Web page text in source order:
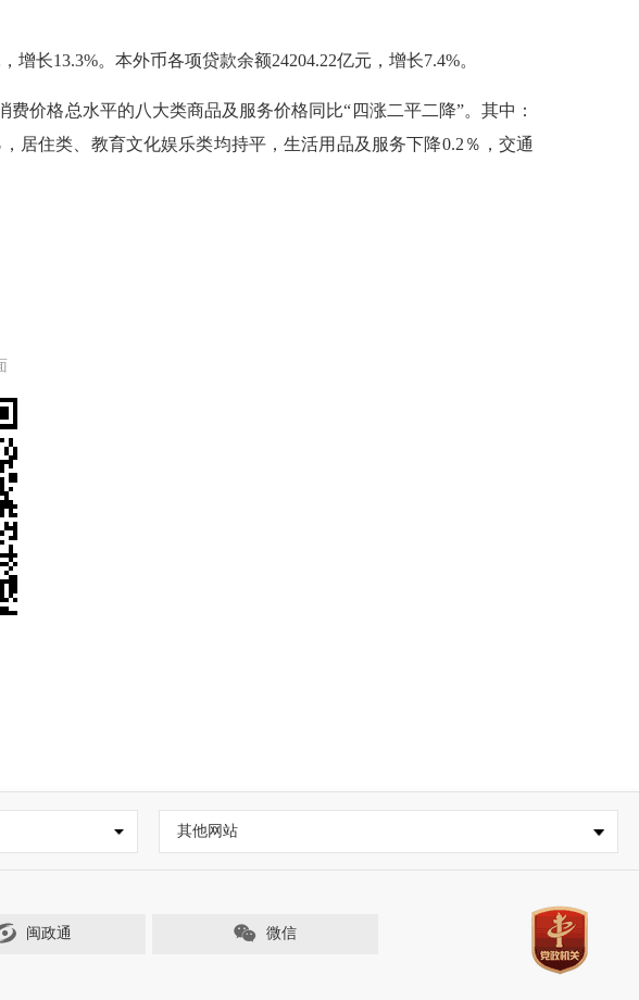
13.3%。本外币各项贷款余额24204.22亿元，增长7.4%。
格总水平的八大类商品及服务价格同比“四涨二平二降”。其中：
居住类、教育文化娱乐类均持平，生活用品及服务下降0.2％，交通
其他网站
闽政通 微信